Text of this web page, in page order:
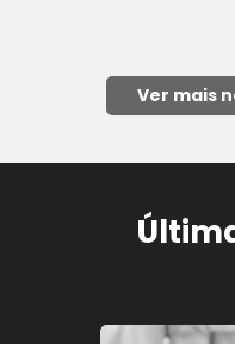
Ver mais